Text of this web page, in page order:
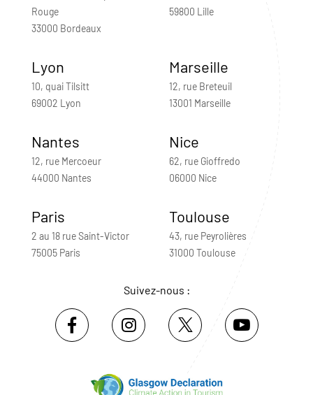
Rouge
33000 Bordeaux
59800 Lille
Lyon
10, quai Tilsitt
69002 Lyon
Marseille
12, rue Breteuil
13001 Marseille
Nantes
12, rue Mercoeur
44000 Nantes
Nice
62, rue Gioffredo
06000 Nice
Paris
2 au 18 rue Saint-Victor
75005 Paris
Toulouse
43, rue Peyrolières
31000 Toulouse
Suivez-nous :